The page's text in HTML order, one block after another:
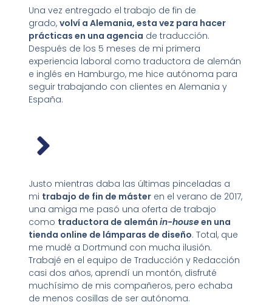
Una vez entregado el trabajo de fin de
grado, volví a Alemania, esta vez para hacer
prácticas en una agencia de traducción.
Después de los 5 meses de mi primera
experiencia laboral como traductora de alemán
e inglés en Hamburgo, me hice autónoma para
seguir trabajando con clientes en Alemania y
España.
Justo mientras daba las últimas pinceladas a
mi trabajo de fin de másteren el verano de 2017,
una amiga me pasó una oferta de trabajo
como traductora de alemán in-houseen una
tienda online de lámparas de diseño. Total, que
me mudé a Dortmund con mucha ilusión.
Trabajé en el equipo de Traducción y Redacción
casi dos años, aprendí un montón, disfruté
muchísimo de mis compañeros, pero echaba
de menos cosillas de ser autónoma.